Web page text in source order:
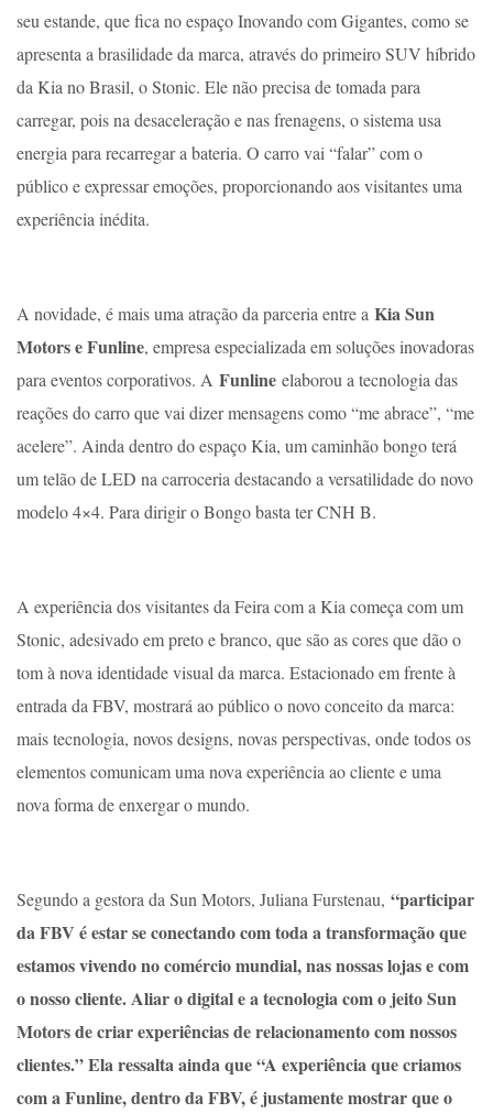
seu estande, que fica no espaço Inovando com Gigantes, como se
apresenta a brasilidade da marca, através do primeiro SUV híbrido
da Kia no Brasil, o Stonic. Ele não precisa de tomada para
carregar, pois na desaceleração e nas frenagens, o sistema usa
energia para recarregar a bateria. O carro vai “falar” com o
público e expressar emoções, proporcionando aos visitantes uma
experiência inédita.
A novidade, é mais uma atração da parceria entre a Kia Sun
Motors e Funline, empresa especializada em soluções inovadoras
para eventos corporativos. A Funline elaborou a tecnologia das
reações do carro que vai dizer mensagens como “me abrace”, “me
acelere”. Ainda dentro do espaço Kia, um caminhão bongo terá
um telão de LED na carroceria destacando a versatilidade do novo
modelo 4×4. Para dirigir o Bongo basta ter CNH B.
A experiência dos visitantes da Feira com a Kia começa com um
Stonic, adesivado em preto e branco, que são as cores que dão o
tom à nova identidade visual da marca. Estacionado em frente à
entrada da FBV, mostrará ao público o novo conceito da marca:
mais tecnologia, novos designs, novas perspectivas, onde todos os
elementos comunicam uma nova experiência ao cliente e uma
nova forma de enxergar o mundo.
Segundo a gestora da Sun Motors, Juliana Furstenau, “participar
da FBV é estar se conectando com toda a transformação que
estamos vivendo no comércio mundial, nas nossas lojas e com
o nosso cliente. Aliar o digital e a tecnologia com o jeito Sun
Motors de criar experiências de relacionamento com nossos
clientes.” Ela ressalta ainda que “A experiência que criamos
com a Funline, dentro da FBV, é justamente mostrar que o